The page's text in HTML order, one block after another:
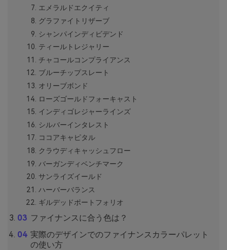
エメラルドエクイティ
グラファイトリザーブ
シャンパインディビデンド
ティールトレジャリー
チャコールコンプライアンス
ブルーチップスレート
オリーブボンド
ローズゴールドフォーキャスト
インディゴレジャーラインズ
シルバーインタレスト
ココアキャピタル
クラウディキャッシュフロー
バーガンディベンチマーク
サンライズイールド
ハーバーバランス
ギルデッドポートフォリオ
ファイナンスに合う色は？
実際のデザインでのファイナンスカラーパレット
の使い方